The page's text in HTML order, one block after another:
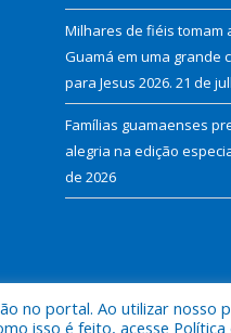
Milhares de fiéis tomam
Guamá em uma grande
para Jesus 2026. 21 de
Famílias guamaenses
alegria na edição
de 2026
São Miguel do Guamá.
no portal. Ao utilizar nosso
isso é feito, acesse Política